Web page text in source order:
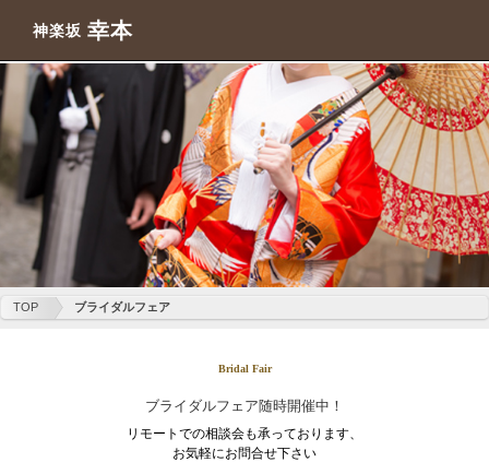
神楽坂 幸本
TOP ブライダルフェア
Bridal Fair
ブライダルフェア随時開催中！
リモートでの相談会も承っております、
お気軽にお問合せ下さい